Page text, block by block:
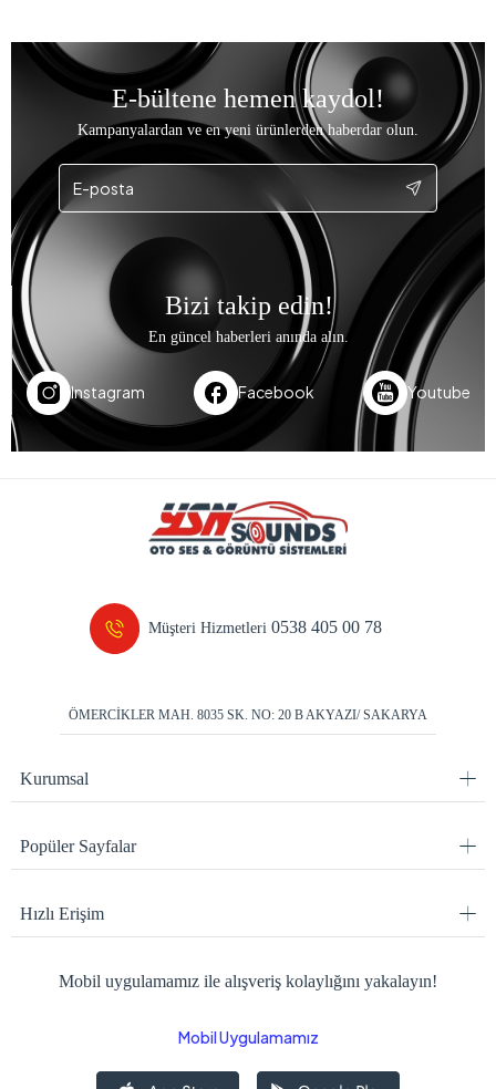
E-bültene hemen kaydol!
Kampanyalardan ve en yeni ürünlerden haberdar olun.
Bizi takip edin!
En güncel haberleri anında alın.
Instagram Facebook Youtube
Müşteri Hizmetleri0538 405 00 78
ÖMERCİKLER MAH. 8035 SK. NO: 20 B AKYAZI/ SAKARYA
Kurumsal
Popüler Sayfalar
Hızlı Erişim
Mobil uygulamamız ile alışveriş kolaylığını yakalayın!
Mobil Uygulamamız